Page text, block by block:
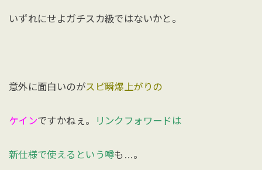
いずれにせよガチスカ級ではないかと。
意外に面白いのがスピ瞬爆上がりの
ケインですかねぇ。 リンクフォワードは
新仕様で使えるという噂も…。